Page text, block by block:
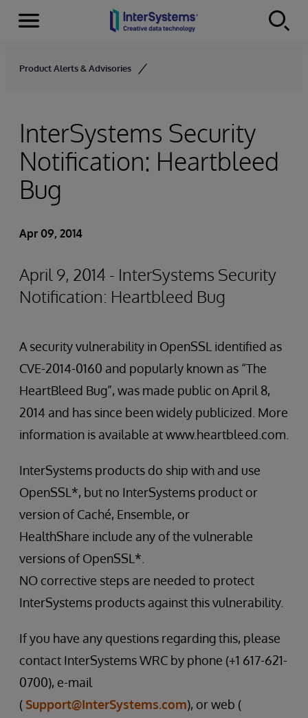
Skip to content
Menu
Product Alerts & Advisories
InterSystems Security
Notification: Heartbleed
Bug
Apr 09, 2014
April 9, 2014 - InterSystems Security
Notification: Heartbleed Bug
A security vulnerability in OpenSSL identified as
CVE-2014-0160 and popularly known as “The
HeartBleed Bug”, was made public on April 8,
2014 and has since been widely publicized. More
information is available at www.heartbleed.com.
InterSystems products do ship with and use
OpenSSL*, but no InterSystems product or
version of Caché, Ensemble, or
HealthShare include any of the vulnerable
versions of OpenSSL*.
NO corrective steps are needed to protect
InterSystems products against this vulnerability.
If you have any questions regarding this, please
contact InterSystems WRC by phone (+1 617-621-
0700), e-mail
( Support@InterSystems.com), or web (